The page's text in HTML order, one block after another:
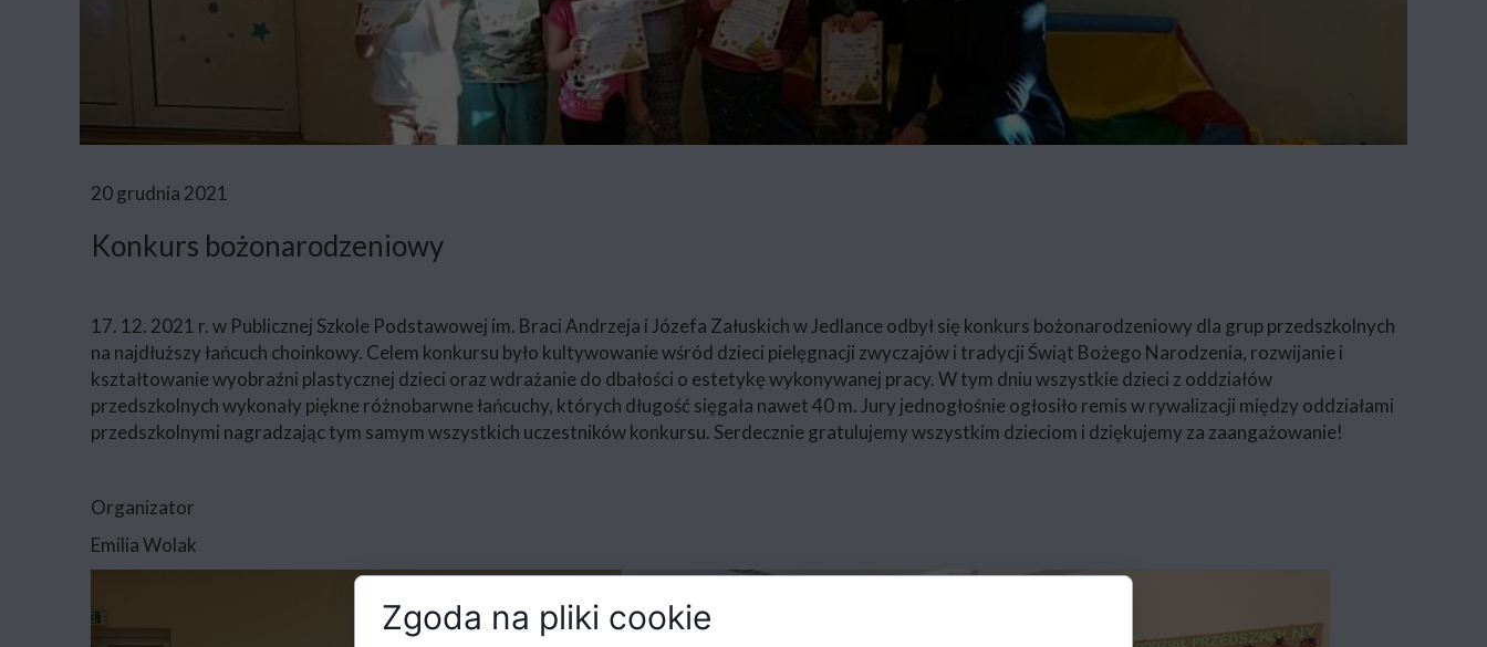
20 grudnia 2021
Konkurs bożonarodzeniowy
17. 12. 2021 r. w Publicznej Szkole Podstawowej im. Braci Andrzeja i Józefa Załuskich w Jedlance odbył się konkurs bożonarodzeniowy dla grup przedszkolnych
na najdłuższy łańcuch choinkowy. Celem konkursu było kultywowanie wśród dzieci pielęgnacji zwyczajów i tradycji Świąt Bożego Narodzenia, rozwijanie i
kształtowanie wyobraźni plastycznej dzieci oraz wdrażanie do dbałości o estetykę wykonywanej pracy. W tym dniu wszystkie dzieci z oddziałów
przedszkolnych wykonały piękne różnobarwne łańcuchy, których długość sięgała nawet 40 m. Jury jednogłośnie ogłosiło remis w rywalizacji między oddziałami
przedszkolnymi nagradzając tym samym wszystkich uczestników konkursu. Serdecznie gratulujemy wszystkim dzieciom i dziękujemy za zaangażowanie!
Organizator
Emilia Wolak
Zgoda na pliki cookie